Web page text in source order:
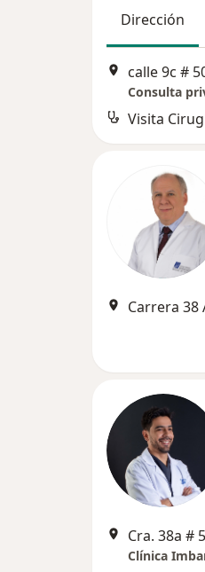
Dirección
calle 9c #
Visita
Cra. 38a #
Clínica